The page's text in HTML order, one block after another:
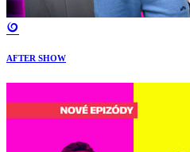
AFTER SHOW